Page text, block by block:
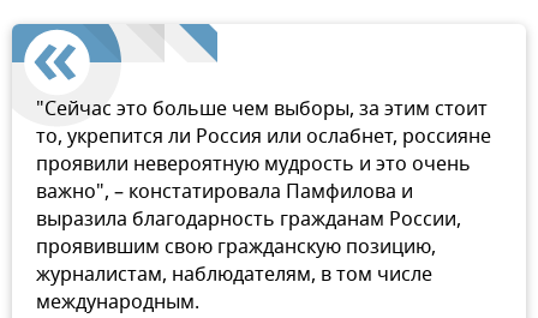
"Сейчас это больше чем выборы, за этим стоит
то, укрепится ли Россия или ослабнет, россияне
проявили невероятную мудрость и это очень
важно", – констатировала Памфилова и
выразила благодарность гражданам России,
проявившим свою гражданскую позицию,
журналистам, наблюдателям, в том числе
международным.